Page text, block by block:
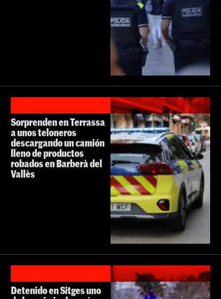
Sorprenden en Terrassa
a unos teloneros
descargando un camión
lleno de productos
robados en Barberà del
Vallès
Detenido en Sitges uno